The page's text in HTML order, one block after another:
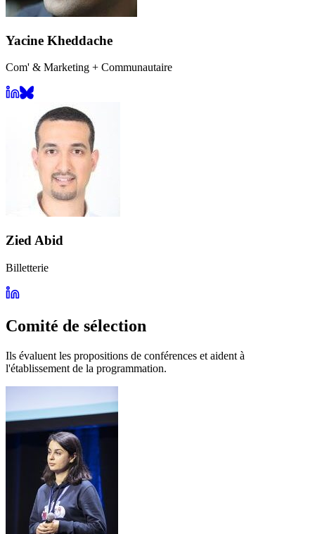
Yacine Kheddache
Com' & Marketing + Communautaire
Zied Abid
Billetterie
Comité de sélection
Ils évaluent les propositions de conférences et aident à
l'établissement de la programmation.